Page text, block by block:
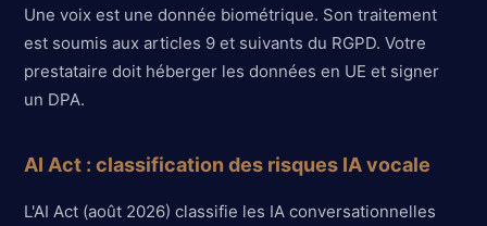
Une voix est une donnée biométrique. Son traitement
est soumis aux articles 9 et suivants du RGPD. Votre
prestataire doit héberger les données en UE et signer
un DPA.
AI Act : classification des risques IA vocale
L'AI Act (août 2026) classifie les IA conversationnelles